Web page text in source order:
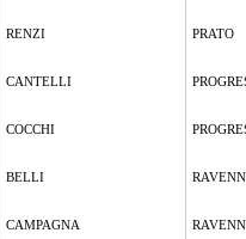
RENZI PRATO
CANTELLI
COCCHI
BELLI
CAMPAGNA